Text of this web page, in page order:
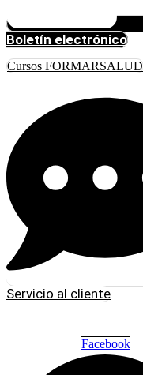
Boletín electrónico
Cursos FORMARSALUD
Servicio al cliente
Facebook